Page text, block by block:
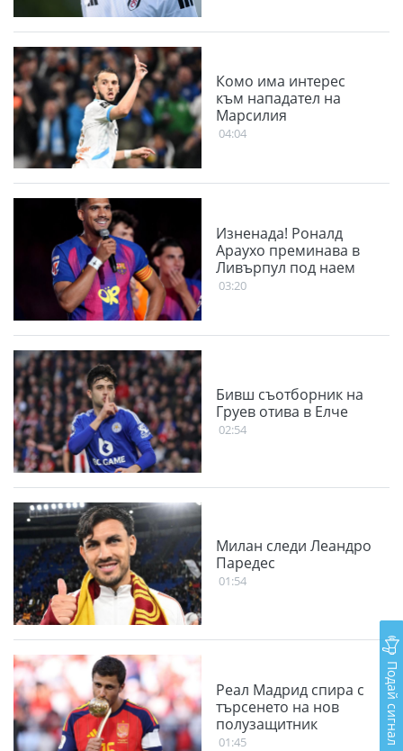
Комо има интерес
към нападател на
Марсилия
04:04
Изненада! Роналд
Араухо преминава в
Ливърпул под наем
03:20
Бивш съотборник на
Груев отива в Елче
02:54
Милан следи Леандро
Паредес
01:54
Реал Мадрид спира с
търсенето на нов
полузащитник
01:45 Подай сигнал